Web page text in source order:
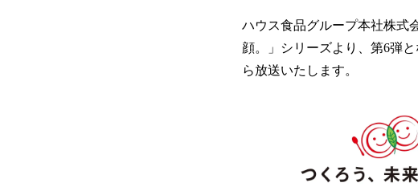
ハウス食品グループ本社株式
顔。」シリーズより、第6弾
ら放送いたします。